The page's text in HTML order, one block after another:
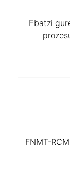
Ebatzi
FNMT-